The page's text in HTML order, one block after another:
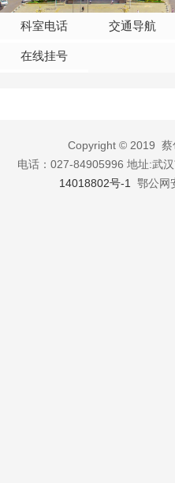
科室电话 交通导航
在线挂号
Copyright © 2019 蔡
电话：027-84905996 地址:武
14018802号-1
鄂公网